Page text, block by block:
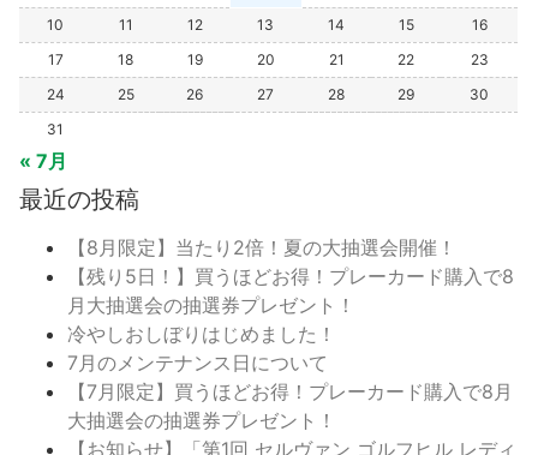
10 11 12 13 14 15
16
17
18 19 20 21 22
23
24
25 26 27 28 29
30
31
« 7月
最近の投稿
【8月限定】当たり2倍！夏の大抽選会開催！
【残り5日！】買うほどお得！プレーカード購入で8
月大抽選会の抽選券プレゼント！
冷やしおしぼりはじめました！
7月のメンテナンス日について
【7月限定】買うほどお得！プレーカード購入で8月
大抽選会の抽選券プレゼント！
【お知らせ】「第1回 セルヴァン ゴルフヒル レディ